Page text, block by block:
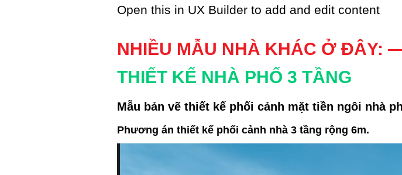
Open this in UX Builder to add and edit content
NHIỀU MẪU NHÀ KHÁC Ở ĐÂY:
THIẾT KẾ NHÀ PHỐ 3 TẦNG
Mẫu bản vẽ thiết kế phối cảnh mặt tiền ngôi nhà
Phương án thiết kế phối cảnh nhà 3 tầng rộng 6m.